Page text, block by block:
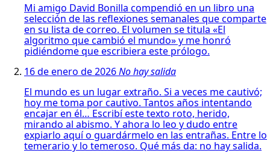
Mi amigo David Bonilla compendió en un libro una
selección de las reflexiones semanales que comparte
en su lista de correo. El volumen se titula «El
algoritmo que cambió el mundo» y me honró
pidiéndome que escribiera este prólogo.
16 de enero de 2026No hay salida
El mundo es un lugar extraño. Si a veces me cautivó;
hoy me toma por cautivo. Tantos años intentando
encajar en él… Escribí este texto roto, herido,
mirando al abismo. Y ahora lo leo y dudo entre
expiarlo aquí o guardármelo en las entrañas. Entre lo
temerario y lo temeroso. Qué más da: no hay salida.